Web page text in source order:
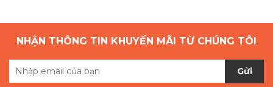
NHẬN THÔNG TIN KHUYẾN MÃI TỪ CHÚNG TÔI
Gửi